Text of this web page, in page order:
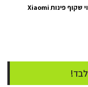
/ כיסוי שקוף פינות Xiaomi